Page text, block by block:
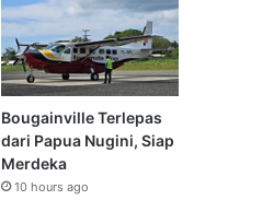
Bougainville Terlepas
dari Papua Nugini, Siap
Merdeka
10 hours ago